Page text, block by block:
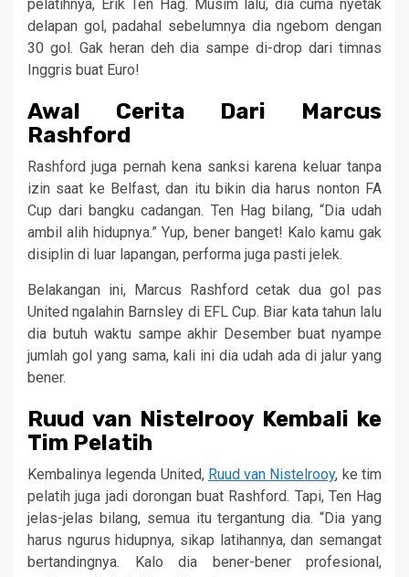
pelatihnya, Erik Ten Hag. Musim lalu, dia cuma nyetak
delapan gol, padahal sebelumnya dia ngebom dengan
30 gol. Gak heran deh dia sampe di-drop dari timnas
Inggris buat Euro!
Awal Cerita Dari Marcus
Rashford
Rashford juga pernah kena sanksi karena keluar tanpa
izin saat ke Belfast, dan itu bikin dia harus nonton FA
Cup dari bangku cadangan. Ten Hag bilang, “Dia udah
ambil alih hidupnya.” Yup, bener banget! Kalo kamu gak
disiplin di luar lapangan, performa juga pasti jelek.
Belakangan ini, Marcus Rashford cetak dua gol pas
United ngalahin Barnsley di EFL Cup. Biar kata tahun lalu
dia butuh waktu sampe akhir Desember buat nyampe
jumlah gol yang sama, kali ini dia udah ada di jalur yang
bener.
Ruud van Nistelrooy Kembali ke
Tim Pelatih
Kembalinya legenda United, Ruud van Nistelrooy, ke tim
pelatih juga jadi dorongan buat Rashford. Tapi, Ten Hag
jelas-jelas bilang, semua itu tergantung dia. “Dia yang
harus ngurus hidupnya, sikap latihannya, dan semangat
bertandingnya. Kalo dia bener-bener profesional,